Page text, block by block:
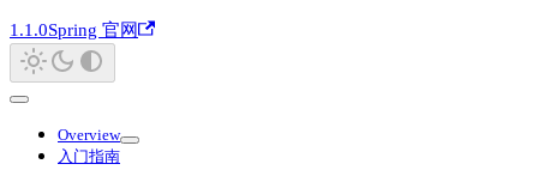
1.1.0Spring 官网
Overview
入门指南